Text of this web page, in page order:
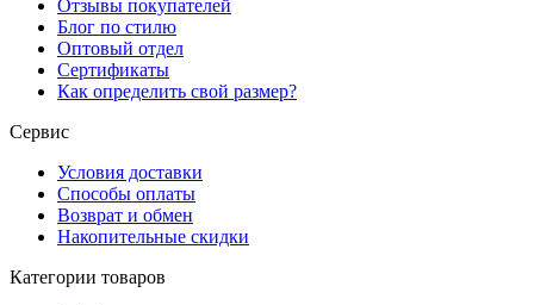
Отзывы покупателей
Блог по стилю
Оптовый отдел
Сертификаты
Как определить свой размер?
Сервис
Условия доставки
Способы оплаты
Возврат и обмен
Накопительные скидки
Категории товаров